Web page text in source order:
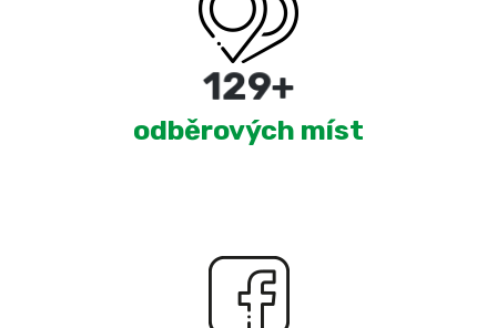
220+
odběrových míst